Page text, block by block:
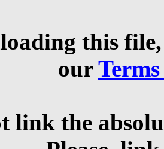
this
our
link the